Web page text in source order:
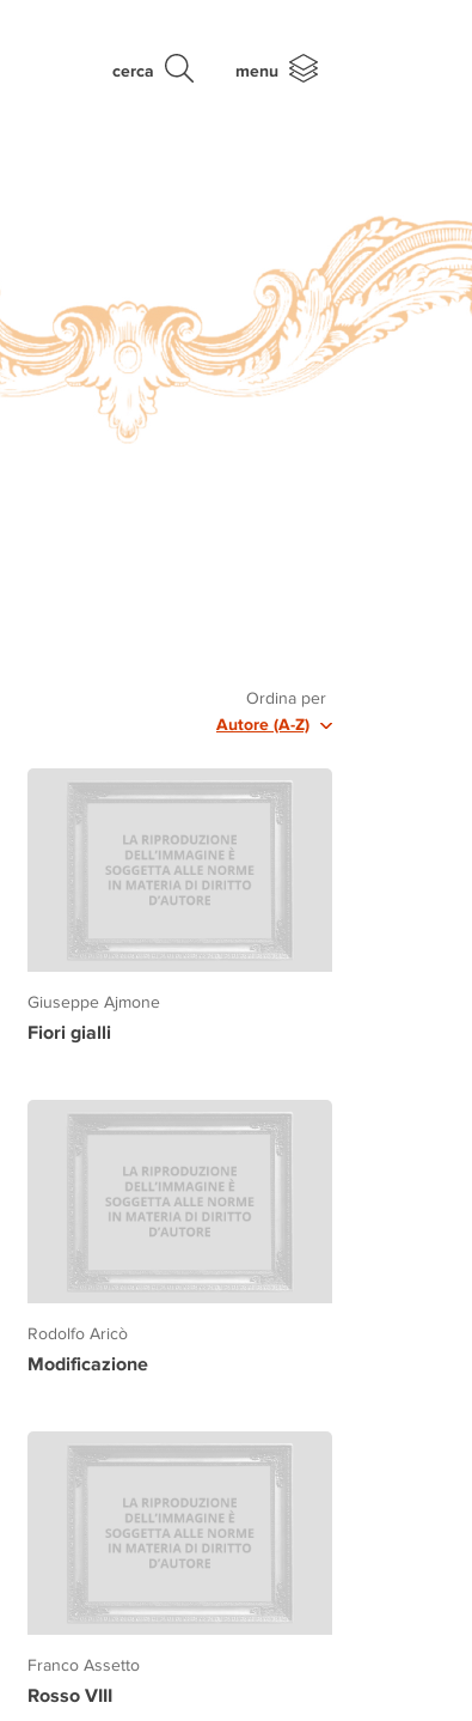
cerca menu
Ordina per
Autore (A-Z)
Giuseppe Ajmone
Fiori gialli
Rodolfo Aricò
Modificazione
Franco Assetto
Rosso VIII